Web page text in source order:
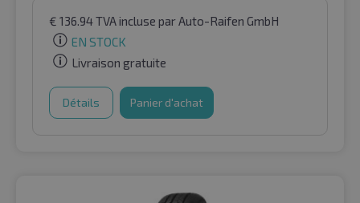
€ 136.94TVA incluse par Auto-Raifen GmbH
EN STOCK
Livraison gratuite
Détails Panier d'achat